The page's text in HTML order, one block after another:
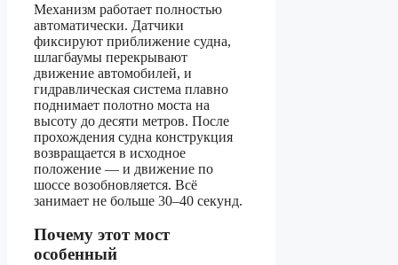
Механизм работает полностью
автоматически. Датчики
фиксируют приближение судна,
шлагбаумы перекрывают
движение автомобилей, и
гидравлическая система плавно
поднимает полотно моста на
высоту до десяти метров. После
прохождения судна конструкция
возвращается в исходное
положение — и движение по
шоссе возобновляется. Всё
занимает не больше 30–40 секунд.
Почему этот мост
особенный